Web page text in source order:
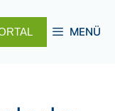
MENÜ